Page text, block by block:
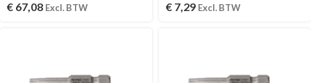
€ 67,08 Excl. BTW € 7,29 Excl. BTW